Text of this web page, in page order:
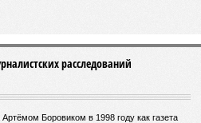
расследований
Боровиком в 1998 году как газета